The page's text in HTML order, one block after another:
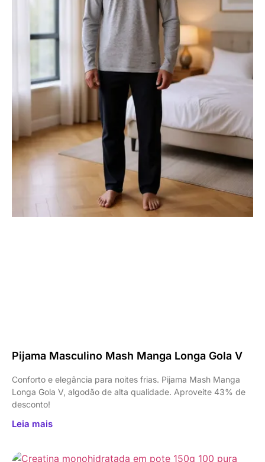
Pijama Masculino Mash Manga Longa Gola V
Conforto e elegância para noites frias. Pijama Mash Manga
Longa Gola V, algodão de alta qualidade. Aproveite 43% de
desconto!
Leia mais